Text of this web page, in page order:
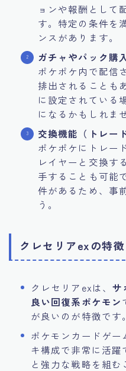
ョンや報酬として
す。特定の条件を
ンスがあります。
ガチャやパック購入
ポケポケ内で配信
排出されることも
に設定されている
になるかもしれま
交換機能（トレード
ポケポケにトレー
レイヤーと交換す
手することも可能
件があるため、事
う。
クレセリアexの特徴
クレセリアexは、サ
良い回復系ポケモン
が良いのが特徴です。
ポケモンカードゲー
キ構成で非常に活躍
と強力な戦略を組む